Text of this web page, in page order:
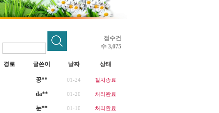
접수건
수 3,075
경로 글쓴이 날짜 상태
꽁** 01-24 절차종료
da** 01-20 처리완료
눈** 01-10 처리완료